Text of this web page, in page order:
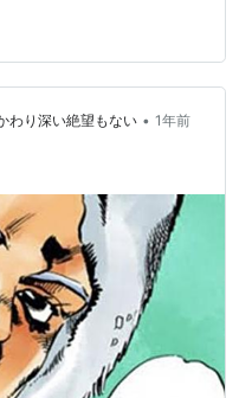
体質な方が、１年で一
エネルギーを吸われて
のようです。 というの
に入院していました
なくて、８月の帰省の
わり深い絶望もない • 1年前